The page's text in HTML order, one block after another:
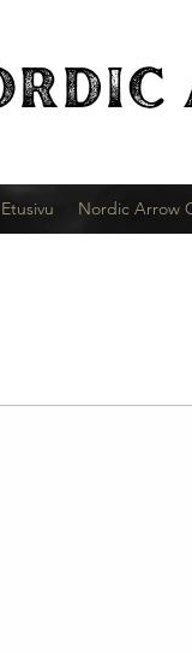
Etusivu Nordic Arrow